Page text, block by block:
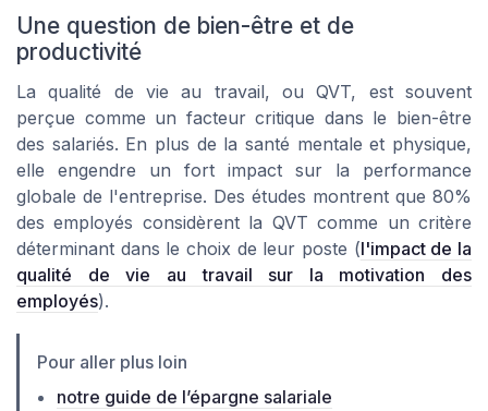
Une question de bien-être et de
productivité
La qualité de vie au travail, ou QVT, est souvent
perçue comme un facteur critique dans le bien-être
des salariés. En plus de la santé mentale et physique,
elle engendre un fort impact sur la performance
globale de l'entreprise. Des études montrent que 80%
des employés considèrent la QVT comme un critère
déterminant dans le choix de leur poste (l'impact de la
qualité de vie au travail sur la motivation des
employés).
Pour aller plus loin
notre guide de l’épargne salariale